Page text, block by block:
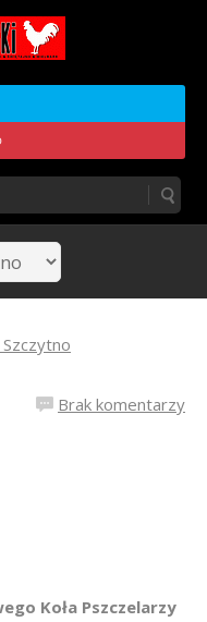
Brak komentarzy
Koła Pszczelarzy